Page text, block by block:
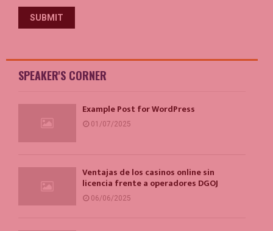
SPEAKER'S CORNER
Example Post for WordPress
01/07/2025
Ventajas de los casinos online sin
licencia frente a operadores DGOJ
06/06/2025